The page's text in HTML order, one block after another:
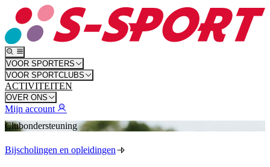
VOOR SPORTERS
VOOR SPORTCLUBS
ACTIVITEITEN
OVER ONS
Mijn account
Clubondersteuning
Bijscholingen en opleidingen